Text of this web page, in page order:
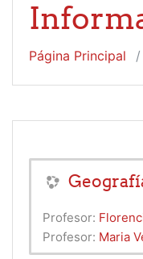
Página Principal
Profesor:
Profesor: Maria